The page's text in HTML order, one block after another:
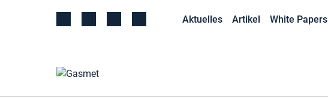
Aktuelles Artikel White Papers